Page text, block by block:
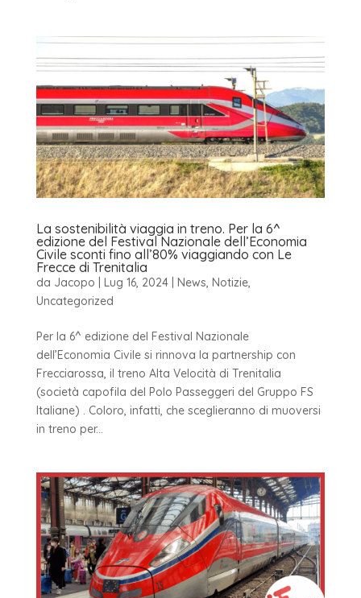
La sostenibilità viaggia in treno. Per la 6^
edizione del Festival Nazionale dell’Economia
Civile sconti fino all’80% viaggiando con Le
Frecce di Trenitalia
da Jacopo Lug 16, 2024| News, Notizie,
Uncategorized
Per la 6^ edizione del Festival Nazionale
dell’Economia Civile si rinnova la partnership con
Frecciarossa, il treno Alta Velocità di Trenitalia
(società capofila del Polo Passeggeri del Gruppo FS
Italiane) . Coloro, infatti, che sceglieranno di muoversi
in treno per...